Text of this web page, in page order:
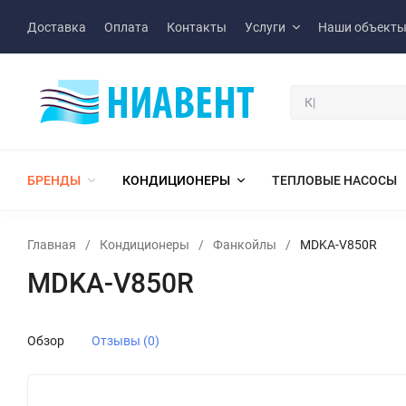
Доставка Оплата Контакты Услуги Наши объекты
БРЕНДЫ КОНДИЦИОНЕРЫ ТЕПЛОВЫЕ НАСОСЫ
Главная / Кондиционеры / Фанкойлы / MDKA-V850R
MDKA-V850R
Обзор Отзывы (0)